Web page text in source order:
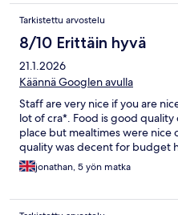
Tarkistettu arvostelu
8/10 Erittäin hyvä
21.1.2026
Käännä Googlen avulla
Staff are very nice if you are
lot of cra*. Food is good
place but mealtimes were nice
quality was decent for budget
jonathan, 5 yön matka